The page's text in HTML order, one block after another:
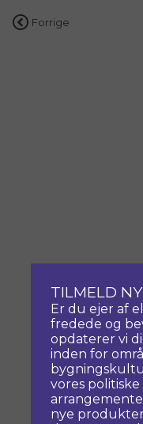
Forrige
TILMELD
Er du ejer af
fredede og
opdaterer vi
inden for
vores
nye